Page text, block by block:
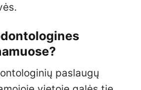
paslaugų